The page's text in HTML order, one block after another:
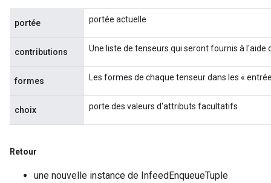
portée portée actuelle
contributions Une liste de tenseurs qui seront fournis à
formes Les formes de chaque tenseur dans les «
choix porte des valeurs d'attributs facultatifs
Retour
une nouvelle instance de InfeedEnqueueTuple